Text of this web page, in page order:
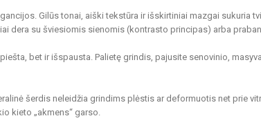
Gilūs tonai, aiški tekstūra ir išskirtiniai mazgai sukuria
dera su šviesiomis sienomis (kontrasto principas) arba
bet ir išspausta. Palietę grindis, pajusite senovinio,
šerdis neleidžia grindims plėstis ar deformuotis net prie
kieto „akmens“ garso.